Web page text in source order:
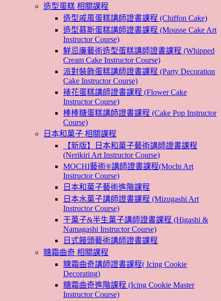
造型蛋糕 相關課程
造型戚風蛋糕講師證書課程 (Chiffon Cake)
造型慕斯蛋糕講師證書課程 (Mousse Cake Art
Instructor Course)
鮮忌廉藝術造型蛋糕講師證書課程 (Whipped
Cream Cake Instructor Course)
派對裝飾蛋糕講師證書課程 (Party Decoration
Cake Instructor Course)
裱花蛋糕講師證書課程 (Flower Cake
Instructor Course)
棒棒糖蛋糕講師證書課程 (Cake Pop Instructor
Course)
日本和菓子 相關課程
【新版】日本和菓子藝術講師證書課程
(Nerikiri Art Instructor Course)
MOCHI藝術®講師證書課程(Mochi Art
Instructor Course)
日本和菓子藝術進階課程
日本水菓子講師證書課程 (Mizugashi Art
Instructor Course)
干菓子&半生菓子講師證書課程 (Higashi &
Namagashi Instructor Course)
日式饅頭藝術講師證書課程
糖霜曲奇 相關課程
糖霜曲奇講師證書課程( Icing Cookie
Decorating)
糖霜曲奇進階課程 (Icing Cookie Master
Instructor Course)